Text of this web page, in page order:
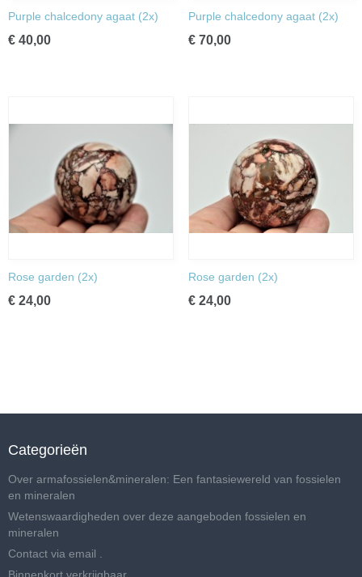
Purple chalcedony agaat (2x)
€ 40,00
Purple chalcedony agaat (2x)
€ 70,00
Rose garden (2x)
€ 24,00
Rose garden (2x)
€ 24,00
Categorieën
Over armafossielen&mineralen: Een fantasiewereld van fossielen
en mineralen
Wetenswaardigheden over deze aangeboden fossielen en
mineralen
Contact via email .